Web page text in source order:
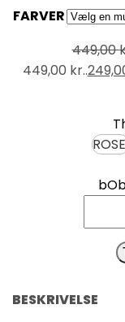
FARVER
449,00
449,00 kr..
BESKRIVELSE